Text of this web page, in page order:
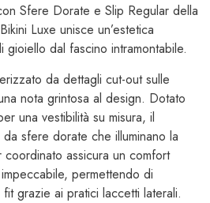
Sfere Dorate e Slip Regular della
Luxe unisce un’estetica
dal fascino intramontabile.
da dettagli cut-out sulle
nota grintosa al design. Dotato
una vestibilità su misura, il
sfere dorate che illuminano la
assicura un comfort
permettendo di
grazie ai pratici laccetti laterali.